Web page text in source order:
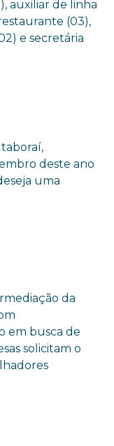
auxiliar de linha
(03),
e secretária
deste ano
uma
da
em busca de
solicitam o